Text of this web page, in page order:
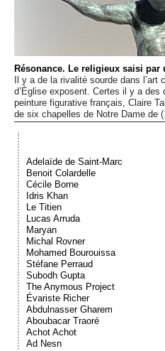
Résonance. Le religieux saisi par
Il y a de la rivalité sourde dans l’art
d’Église exposent. Certes il y a des
peinture figurative français, Claire
de six chapelles de Notre Dame de
Adelaïde de Saint-Marc
Benoit Colardelle
Cécile Borne
Idris Khan
Le Titien
Lucas Arruda
Maryan
Michal Rovner
Mohamed Bourouissa
Stéfane Perraud
Subodh Gupta
The Anymous Project
Évariste Richer
Abdulnasser Gharem
Aboubacar Traoré
Achot Achot
Ad Nesn